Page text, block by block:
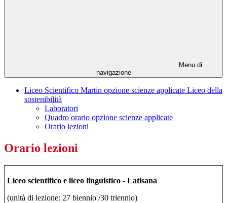
Menu di
navigazione
Liceo Scientifico Martin opzione scienze applicate Liceo della
sostenibilità
Laboratori
Quadro orario opzione scienze applicate
Orario lezioni
Orario lezioni
Liceo scientifico e liceo linguistico - Latisana
(unità di lezione: 27 biennio /30 triennio)